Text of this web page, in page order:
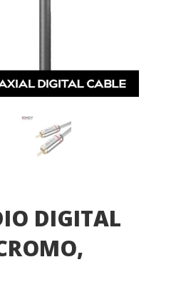
DIGITAL